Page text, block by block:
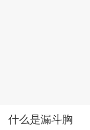
什么是漏斗胸